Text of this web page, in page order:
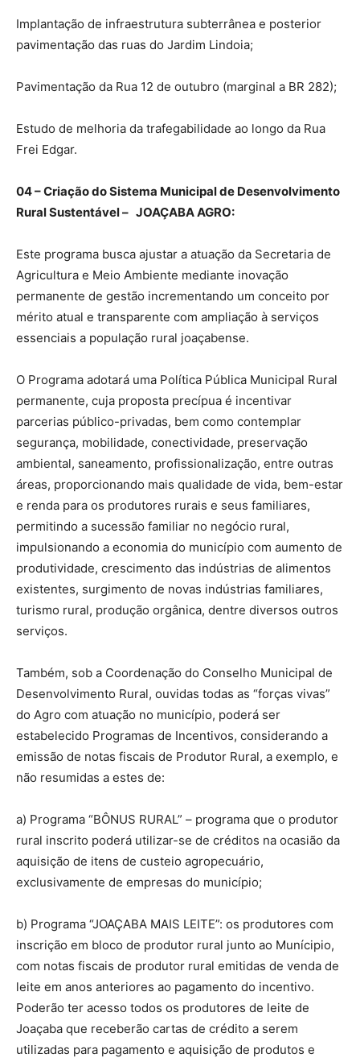
Implantação de infraestrutura subterrânea e posterior
pavimentação das ruas do Jardim Lindoia;
Pavimentação da Rua 12 de outubro (marginal a BR 282);
Estudo de melhoria da trafegabilidade ao longo da Rua
Frei Edgar.
04 – Criação do Sistema Municipal de Desenvolvimento
Rural Sustentável – JOAÇABA AGRO:
Este programa busca ajustar a atuação da Secretaria de
Agricultura e Meio Ambiente mediante inovação
permanente de gestão incrementando um conceito por
mérito atual e transparente com ampliação à serviços
essenciais a população rural joaçabense.
O Programa adotará uma Política Pública Municipal Rural
permanente, cuja proposta precípua é incentivar
parcerias público-privadas, bem como contemplar
segurança, mobilidade, conectividade, preservação
ambiental, saneamento, profissionalização, entre outras
áreas, proporcionando mais qualidade de vida, bem-estar
e renda para os produtores rurais e seus familiares,
permitindo a sucessão familiar no negócio rural,
impulsionando a economia do município com aumento de
produtividade, crescimento das indústrias de alimentos
existentes, surgimento de novas indústrias familiares,
turismo rural, produção orgânica, dentre diversos outros
serviços.
Também, sob a Coordenação do Conselho Municipal de
Desenvolvimento Rural, ouvidas todas as “forças vivas”
do Agro com atuação no município, poderá ser
estabelecido Programas de Incentivos, considerando a
emissão de notas fiscais de Produtor Rural, a exemplo, e
não resumidas a estes de:
a) Programa “BÔNUS RURAL” – programa que o produtor
rural inscrito poderá utilizar-se de créditos na ocasião da
aquisição de itens de custeio agropecuário,
exclusivamente de empresas do município;
b) Programa “JOAÇABA MAIS LEITE”: os produtores com
inscrição em bloco de produtor rural junto ao Munícipio,
com notas fiscais de produtor rural emitidas de venda de
leite em anos anteriores ao pagamento do incentivo.
Poderão ter acesso todos os produtores de leite de
Joaçaba que receberão cartas de crédito a serem
utilizadas para pagamento e aquisição de produtos e